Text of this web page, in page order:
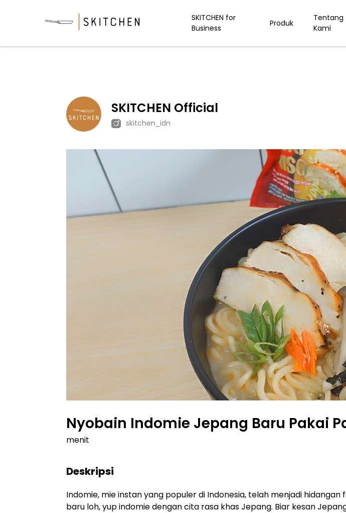
SKITCHEN for
Business
Produk
Tentang
Kami
SKITCHEN Official
skitchen_idn
Nyobain Indomie Jepang Baru Pakai
menit
Deskripsi
Indomie, mie instan yang populer di Indonesia, telah menjadi
baru loh, yup indomie dengan cita rasa khas Jepang. Biar kesan